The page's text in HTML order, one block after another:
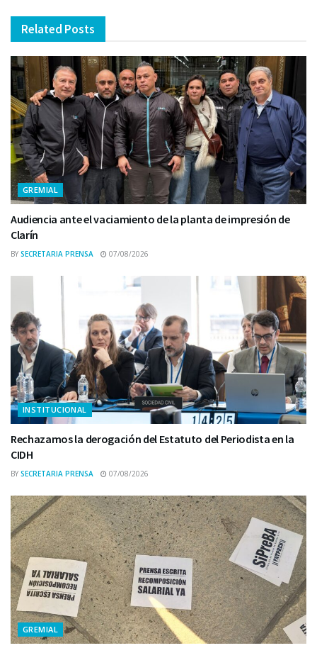
Related Posts
GREMIAL
Audiencia ante el vaciamiento de la planta de impresión de
Clarín
BY SECRETARIA PRENSA 07/08/2026
INSTITUCIONAL
Rechazamos la derogación del Estatuto del Periodista en la
CIDH
BY SECRETARIA PRENSA 07/08/2026
GREMIAL